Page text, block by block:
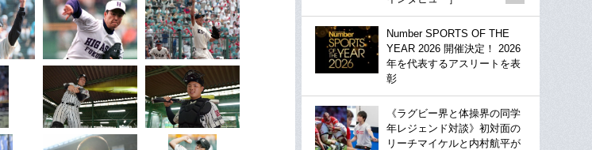
Number SPORTS OF THE
YEAR 2026 開催決定！ 2026
年を代表するアスリートを表
彰
《ラグビー界と体操界の同学
年レジェンド対談》初対面の
リーチマイケルと内村航平が